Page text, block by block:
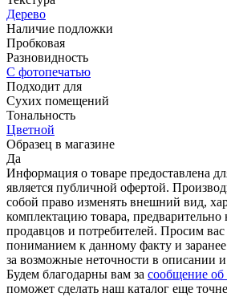
Дерево
Наличие подложки
Пробковая
Разновидность
С фотопечатью
Подходит для
Сухих помещений
Тональность
Цветной
Образец в магазине
Да
Информация о товаре предоставлена
является публичной офертой.
собой право изменять внешний вид,
комплектацию товара, предварительно
продавцов и потребителей. Просим вас
пониманием к данному факту и
за возможные неточности в описании
Будем благодарны вам за сообщение
поможет сделать наш каталог еще